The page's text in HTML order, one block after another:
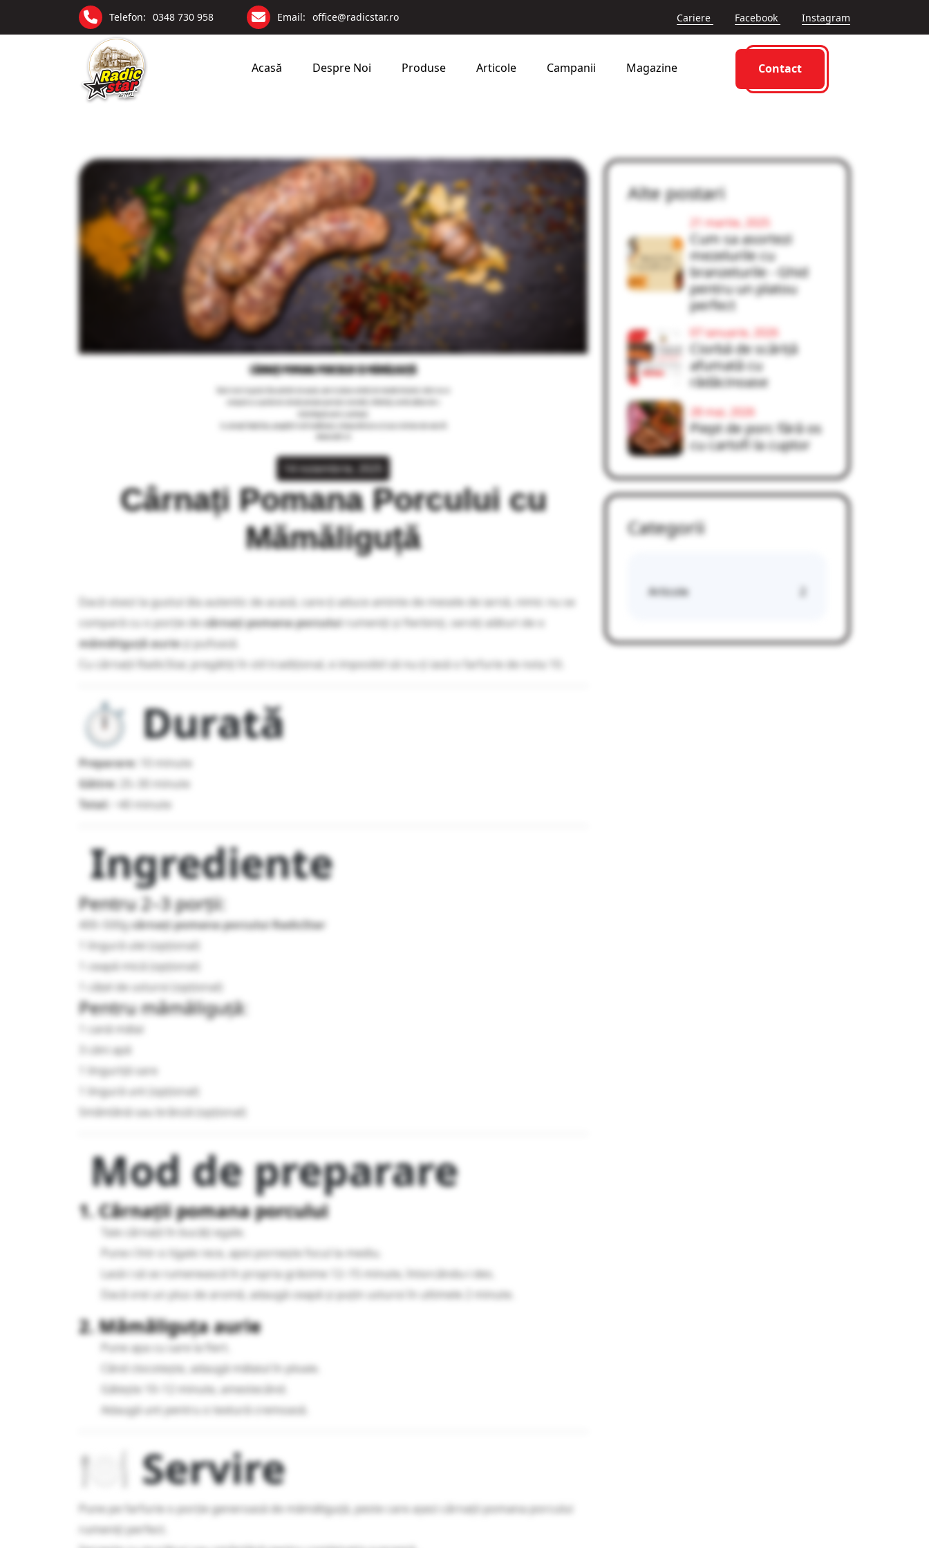
Telefon: 0348 730 958 Email: office@radicstar.ro Cariere Facebook Instagram
Acasă Despre Noi Produse Articole Campanii Magazine Contact
14 noiembrie, 2025
Cârnați Pomana Porcului cu
Mămăliguță
Dacă visezi la gustul ăla autentic de acasă, care-ți aduce aminte de mesele de iarnă, nimic nu se
compară cu o porție decârnați pomana porcului rumeniți și fierbinți, serviți alături de o
mămăliguță aurieși pufoasă.
Cu cârnații RadicStar, pregătiți în stil tradițional, e imposibil să nu-ți iasă o farfurie de nota 10.
⏱️ Durată
Preparare: 10 minute
Gătire: 25–30 minute
Total:
~40 minute
Ingrediente
Pentru 2–3 porții:
400–500gcârnați pomana porcului RadicStar
1 lingură ulei (opțional)
1 ceapă mică (opțional)
1 cățel de usturoi (opțional)
Pentru mămăliguță:
1 cană mălai
3 căni apă
1 linguriță sare
1 lingură unt (opțional)
Smântână sau brânză (opțional)
Mod de preparare
1. Cârnații pomana porcului
Taie cârnații în bucăți egale.
Pune-i într-o tigaie rece, apoi pornește focul la mediu.
Lasă-i să se rumenească în propria grăsime 12–15 minute, întorcându-i des.
Dacă vrei un plus de aromă, adaugă ceapă și puțin usturoi în ultimele 2 minute.
2. Mămăliguța aurie
Pune apa cu sare la fiert.
Când clocotește, adaugă mălaiul în ploaie.
Gătește 10–12 minute, amestecând.
Adaugă unt pentru o textură cremoasă.
🍽️ Servire
Pune pe farfurie o porție generoasă de mămăliguță, peste care așezi cârnații pomana porcului
rumeniți perfect.
Alte postari
21 martie, 2025
Cum sa asortezi
mezelurile cu
branzeturile - Ghid
pentru un platou
perfect
07 ianuarie, 2026
Ciorbă de scăriță
afumată cu
rădăcinoase
28 mai, 2026
Piept de porc fără os
cu cartofi la cuptor
Categorii
Articole